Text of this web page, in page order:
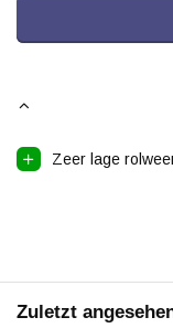
Zeer lage
Zuletzt